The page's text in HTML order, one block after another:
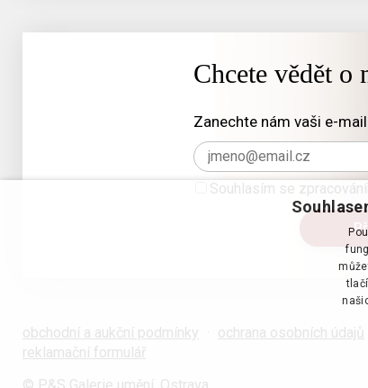
Chcete vědět o
Zanechte nám vaši e-
Souhlasím se
obchodní a aukční podmínky · ochrana osobních údajů
reklamační formulář
© P&S Galerie umění, Ostrava